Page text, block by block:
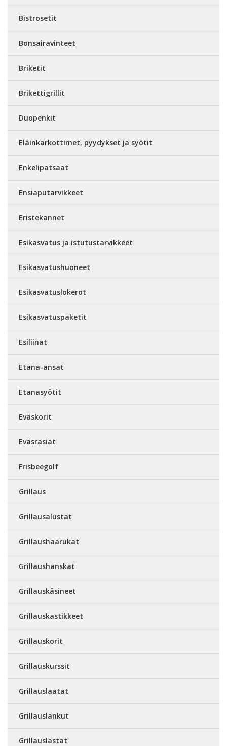
Bistrosetit
Bonsairavinteet
Briketit
Brikettigrillit
Duopenkit
Eläinkarkottimet, pyydykset ja syötit
Enkelipatsaat
Ensiaputarvikkeet
Eristekannet
Esikasvatus ja istutustarvikkeet
Esikasvatushuoneet
Esikasvatuslokerot
Esikasvatuspaketit
Esiliinat
Etana-ansat
Etanasyötit
Eväskorit
Eväsrasiat
Frisbeegolf
Grillaus
Grillausalustat
Grillaushaarukat
Grillaushanskat
Grillauskäsineet
Grillauskastikkeet
Grillauskorit
Grillauskurssit
Grillauslaatat
Grillauslankut
Grillauslastat